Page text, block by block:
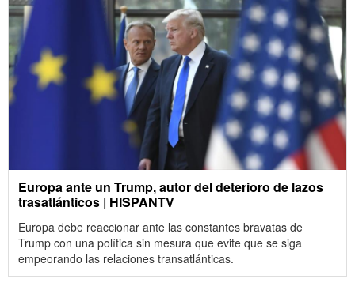
Europa ante un Trump, autor del deterioro de lazos
trasatlánticos | HISPANTV
Europa debe reaccionar ante las constantes bravatas de
Trump con una política sin mesura que evite que se siga
empeorando las relaciones transatlánticas.